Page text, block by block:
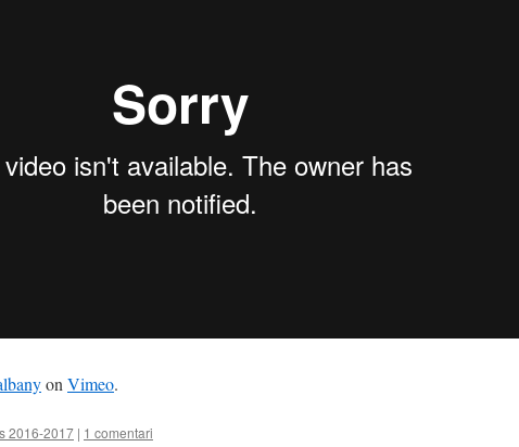
on Vimeo.
2016-2017 | 1 comentari